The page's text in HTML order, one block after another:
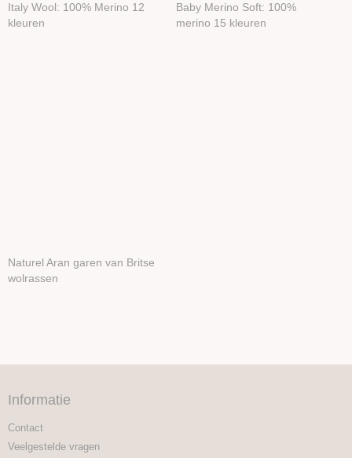
Italy Wool: 100% Merino 12
kleuren
Baby Merino Soft: 100%
merino 15 kleuren
Naturel Aran garen van Britse
wolrassen
Informatie
Contact
Veelgestelde vragen